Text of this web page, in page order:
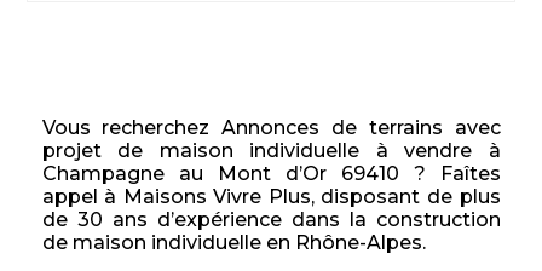
Vous recherchez Annonces de terrains avec
projet de maison individuelle à vendre à
Champagne au Mont d’Or 69410 ? Faîtes
appel à Maisons Vivre Plus, disposant de plus
de 30 ans d’expérience dans la construction
de maison individuelle en Rhône-Alpes.